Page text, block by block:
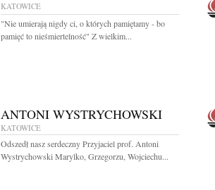
KATOWICE
"Nie umierają nigdy ci, o których pamiętamy - bo
pamięć to nieśmiertelność" Z wielkim...
ANTONI WYSTRYCHOWSKI
KATOWICE
Odszedł nasz serdeczny Przyjaciel prof. Antoni
Wystrychowski Marylko, Grzegorzu, Wojciechu...